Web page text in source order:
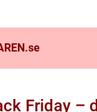
se
Friday –